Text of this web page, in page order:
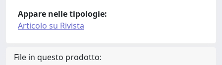
Appare nelle tipologie:
Articolo su Rivista
File in questo prodotto: